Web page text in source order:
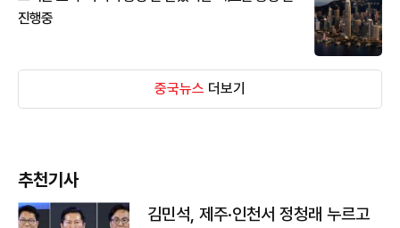
진행중
중국뉴스 더보기
추천기사
김민석, 제주·인천서 정청래 누르고